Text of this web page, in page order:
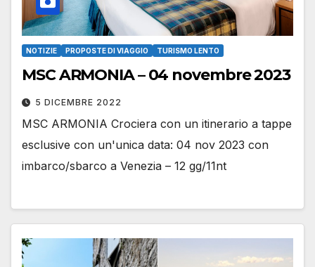
NOTIZIE PROPOSTE DI VIAGGIO TURISMO LENTO
MSC ARMONIA – 04 novembre 2023
5 DICEMBRE 2022
MSC ARMONIA Crociera con un itinerario a tappe
esclusive con un'unica data: 04 nov 2023 con
imbarco/sbarco a Venezia – 12 gg/11nt